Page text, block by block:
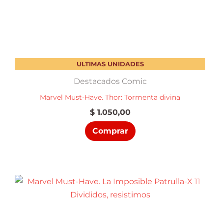
ULTIMAS UNIDADES
Destacados Comic
Marvel Must-Have. Thor: Tormenta divina
$1.050,00
Comprar